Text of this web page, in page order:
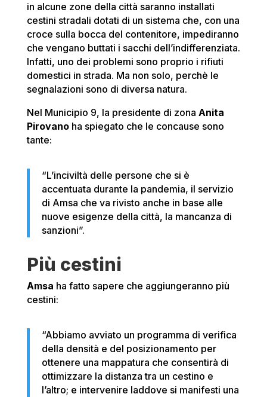
in alcune zone della città saranno installati
cestini stradali dotati di un sistema che, con una
croce sulla bocca del contenitore, impediranno
che vengano buttati i sacchi dell’indifferenziata.
Infatti, uno dei problemi sono proprio i rifiuti
domestici in strada. Ma non solo, perchè le
segnalazioni sono di diversa natura.
Nel Municipio 9, la presidente di zona Anita
Pirovanoha spiegato che le concause sono
tante:
“L’inciviltà delle persone che si è
accentuata durante la pandemia, il servizio
di Amsa che va rivisto anche in base alle
nuove esigenze della città, la mancanza di
sanzioni”.
Più cestini
Amsa ha fatto sapere che aggiungeranno più
cestini:
“Abbiamo avviato un programma di verifica
della densità e del posizionamento per
ottenere una mappatura che consentirà di
ottimizzare la distanza tra un cestino e
l’altro; e intervenire laddove si manifesti una